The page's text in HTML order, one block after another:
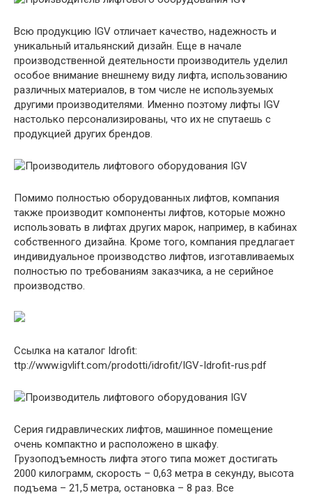
Всю продукцию IGV отличает качество, надежность и
уникальный итальянский дизайн. Еще в начале
производственной деятельности производитель уделил
особое внимание внешнему виду лифта, использованию
различных материалов, в том числе не используемых
другими производителями. Именно поэтому лифты IGV
настолько персонализированы, что их не спутаешь с
продукцией других брендов.
Помимо полностью оборудованных лифтов, компания
также производит компоненты лифтов, которые можно
использовать в лифтах других марок, например, в кабинах
собственного дизайна. Кроме того, компания предлагает
индивидуальное производство лифтов, изготавливаемых
полностью по требованиям заказчика, а не серийное
производство.
Ссылка на каталог Idrofit:
ttp://www.igvlift.com/prodotti/idrofit/IGV-Idrofit-rus.pdf
Серия гидравлических лифтов, машинное помещение
очень компактно и расположено в шкафу.
Грузоподъемность лифта этого типа может достигать
2000 килограмм, скорость – 0,63 метра в секунду, высота
подъема – 21,5 метра, остановка – 8 раз. Все